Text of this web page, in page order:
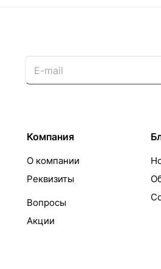
Компания
О компании
Реквизиты
Вопросы
Акции